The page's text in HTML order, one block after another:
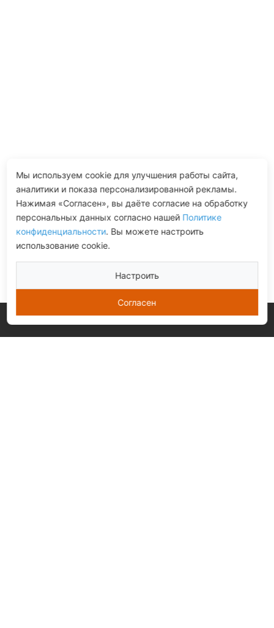
Мы используем cookie для улучшения работы сайта,
аналитики и показа персонализированной рекламы.
Нажимая «Согласен», вы даёте согласие на обработку
персональных данных согласно нашей Политике
конфиденциальности. Вы можете настроить
использование cookie.
Настроить
Согласен